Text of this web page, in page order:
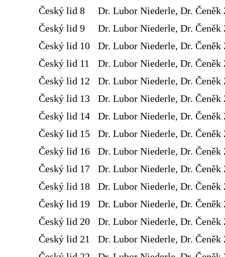
Český lid 8
Dr. Lubor Niederle, Dr. Čeněk
Český lid 9
Dr. Lubor Niederle, Dr. Čeněk
Český lid 10
Dr. Lubor Niederle, Dr. Čeněk
Český lid 11
Dr. Lubor Niederle, Dr. Čeněk
Český lid 12
Dr. Lubor Niederle, Dr. Čeněk
Český lid 13
Dr. Lubor Niederle, Dr. Čeněk
Český lid 14
Dr. Lubor Niederle, Dr. Čeněk
Český lid 15
Dr. Lubor Niederle, Dr. Čeněk
Český lid 16
Dr. Lubor Niederle, Dr. Čeněk
Český lid 17
Dr. Lubor Niederle, Dr. Čeněk
Český lid 18
Dr. Lubor Niederle, Dr. Čeněk
Český lid 19
Dr. Lubor Niederle, Dr. Čeněk
Český lid 20
Dr. Lubor Niederle, Dr. Čeněk
Český lid 21
Dr. Lubor Niederle, Dr. Čeněk